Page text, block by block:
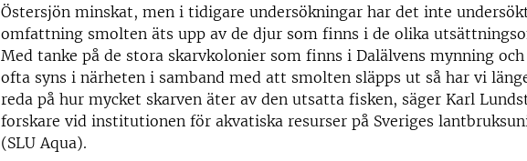
Östersjön minskat, men i tidigare undersökningar har det inte
omfattning smolten äts upp av de djur som finns i de olika
Med tanke på de stora skarvkolonier som finns i Dalälvens mynning
ofta syns i närheten i samband med att smolten släpps ut så har vi
reda på hur mycket skarven äter av den utsatta fisken, säger Karl
forskare vid institutionen för akvatiska resurser på Sveriges
(SLU Aqua).